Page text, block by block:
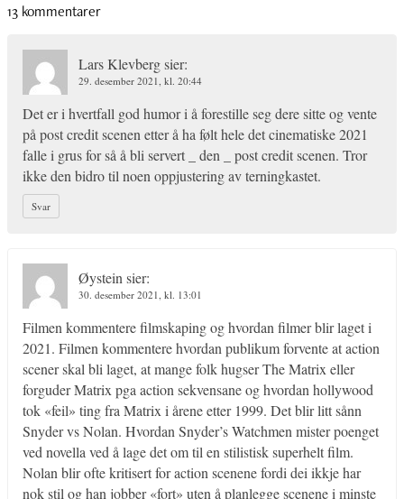
13 kommentarer
Lars Klevbergsier:
29. desember 2021, kl. 20:44
Det er i hvertfall god humor i å forestille seg dere sitte og vente
på post credit scenen etter å ha følt hele det cinematiske 2021
falle i grus for så å bli servert _ den _ post credit scenen. Tror
ikke den bidro til noen oppjustering av terningkastet.
Svar
Øystein sier:
30. desember 2021, kl. 13:01
Filmen kommentere filmskaping og hvordan filmer blir laget i
2021. Filmen kommentere hvordan publikum forvente at action
scener skal bli laget, at mange folk hugser The Matrix eller
forguder Matrix pga action sekvensane og hvordan hollywood
tok «feil» ting fra Matrix i årene etter 1999. Det blir litt sånn
Snyder vs Nolan. Hvordan Snyder’s Watchmen mister poenget
ved novella ved å lage det om til en stilistisk superhelt film.
Nolan blir ofte kritisert for action scenene fordi dei ikkje har
nok stil og han jobber «fort» uten å planlegge scenene i minste